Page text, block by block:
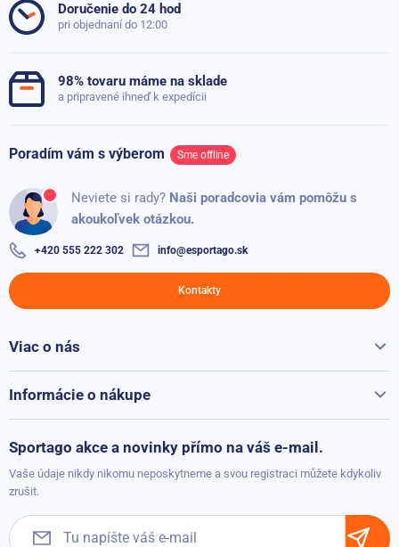
Balančná podložka Sportago Balance Ball - 58 cm sivá
Balančná podložka Sportago FitSit 100 Zelená
53,10 €
44,20 €
Závesný posilňovací systém Sportago Variotrainer Pro Kit
Skladom
Posilňovacie kolieska Sportago Multitrain
22,30 € Skladom
Doručenie do 24 hod
pri objednaní do 12:00
98% tovaru máme na sklade
a pripravené ihneď k expedícii
Poradím vám s výberom Sme offline
Neviete si rady? Naši poradcovia vám pomôžu s
akoukoľvek otázkou.
+420 555 222 302 info@esportago.sk
Kontakty
Viac o nás
Kontakty
Informácie o nákupe
Obchodné podmienky
Sportago akce a novinky přímo na váš e-mail.
Vaše údaje nikdy nikomu neposkytneme a svou registraci můžete kdykoliv
zrušit.